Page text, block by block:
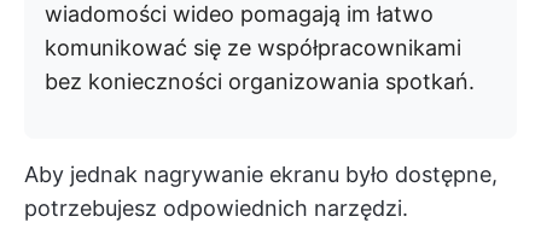
wiadomości wideo pomagają im łatwo
komunikować się ze współpracownikami
bez konieczności organizowania spotkań.
Aby jednak nagrywanie ekranu było dostępne,
potrzebujesz odpowiednich narzędzi.